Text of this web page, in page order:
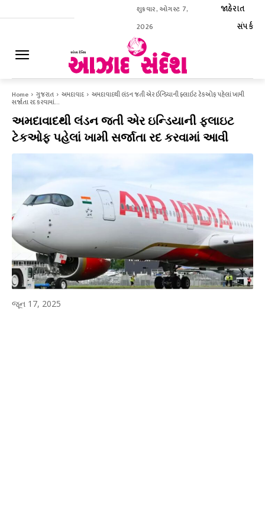
શુક્રવાર, ઓગસ્ટ 7,
2026
જાહેરાત
સંપર્ક
Home ગુજરાત અમદાવાદ અમદાવાદથી લંડન જતી એર ઇન્ડિયાની ફ્લાઇટ ટેકઓફ પહેલાં ખામી
સર્જાતા રદ કરવામાં...
અમદાવાદથી લંડન જતી એર ઇન્ડિયાની ફ્લાઇટ
ટેકઓફ પહેલાં ખામી સર્જાતા રદ કરવામાં આવી
જૂન 17, 2025